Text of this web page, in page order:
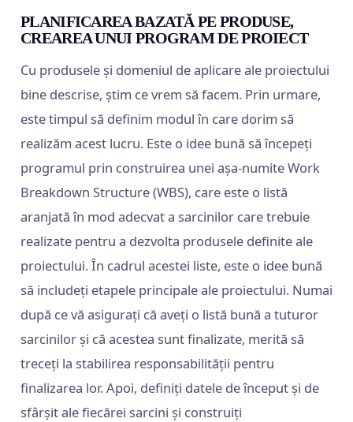
PLANIFICAREA BAZATĂ PE PRODUSE,
CREAREA UNUI PROGRAM DE PROIECT
Cu produsele și domeniul de aplicare ale proiectului
bine descrise, știm ce vrem să facem. Prin urmare,
este timpul să definim modul în care dorim să
realizăm acest lucru. Este o idee bună să începeți
programul prin construirea unei așa-numite Work
Breakdown Structure (WBS), care este o listă
aranjată în mod adecvat a sarcinilor care trebuie
realizate pentru a dezvolta produsele definite ale
proiectului. În cadrul acestei liste, este o idee bună
să includeți etapele principale ale proiectului. Numai
după ce vă asigurați că aveți o listă bună a tuturor
sarcinilor și că acestea sunt finalizate, merită să
treceți la stabilirea responsabilității pentru
finalizarea lor. Apoi, definiți datele de început și de
sfârșit ale fiecărei sarcini și construiți